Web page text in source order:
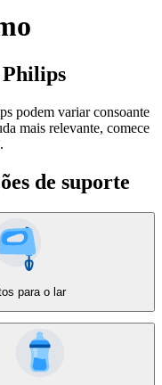
podem variar consoante
mais relevante, comece
de suporte
para o lar